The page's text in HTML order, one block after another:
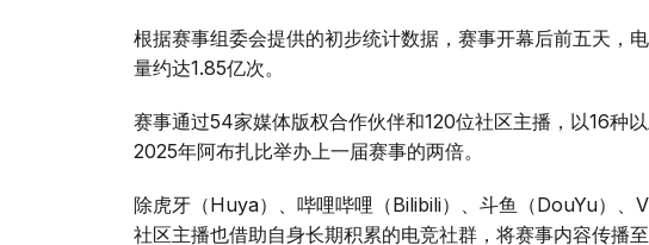
根据赛事组委会提供的初步统计数据，赛事开幕后前五天，
量约达1.85亿次。
赛事通过54家媒体版权合作伙伴和120位社区主播，以16种
2025年阿布扎比举办上一届赛事的两倍。
除虎牙（Huya）、哔哩哔哩（Bilibili）、斗鱼（DouYu）
社区主播也借助自身长期积累的电竞社群，将赛事内容传播